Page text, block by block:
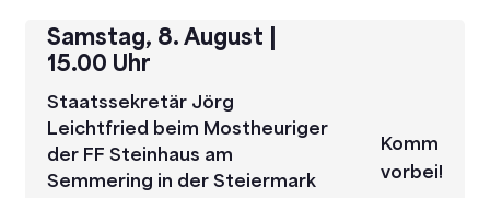
Samstag, 8. August |
15.00 Uhr
Staatssekretär Jörg
Leichtfried beim Mostheuriger
der FF Steinhaus am
Semmering in der Steiermark
Komm
vorbei!